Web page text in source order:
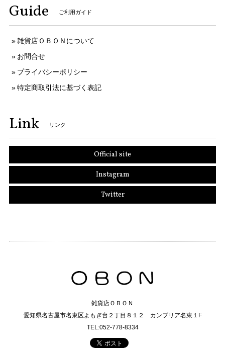
Guide ご利用ガイド
雑貨店ＯＢＯＮについて
お問合せ
プライバシーポリシー
特定商取引法に基づく表記
Link リンク
Official site
Instagram
Twitter
雑貨店ＯＢＯＮ
愛知県名古屋市名東区よもぎ台２丁目８１２ カンブリア名東１F
TEL:052-778-8334